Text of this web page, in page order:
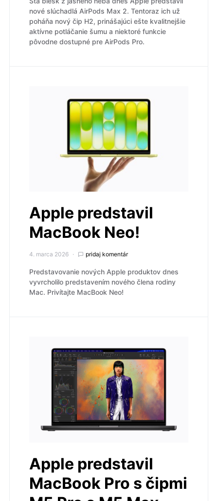
nové slúchadlá AirPods Max 2. Tentoraz ich už
poháňa nový čip H2, prinášajúci ešte kvalitnejšie
aktívne potláčanie šumu a niektoré funkcie
pôvodne dostupné pre AirPods Pro.
Apple predstavil
MacBook Neo!
4. marca 2026 pridaj komentár
Predstavovanie nových Apple produktov dnes
vyvrcholilo predstavením nového člena rodiny
Mac. Privítajte MacBook Neo!
Apple predstavil
MacBook Pro s čipmi